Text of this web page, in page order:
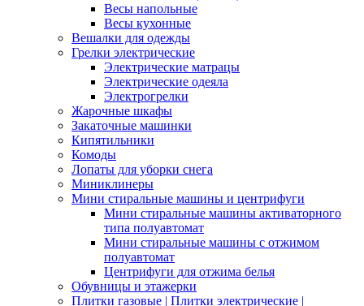
Весы напольные
Весы кухонные
Вешалки для одежды
Грелки электрические
Электрические матрацы
Электрические одеяла
Электрогрелки
Жарочные шкафы
Закаточные машинки
Кипятильники
Комоды
Лопаты для уборки снега
Миниклинеры
Мини стиральные машины и центрифуги
Мини стиральные машины активаторного
типа полуавтомат
Мини стиральные машины с отжимом
полуавтомат
Центрифуги для отжима белья
Обувницы и этажерки
Плитки газовые | Плитки электрические |